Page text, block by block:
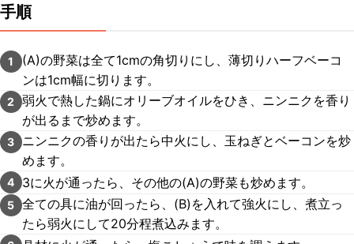
手順
1
(A)の野菜は全て1cmの角切りにし、薄切りハーフベーコ
ンは1cm幅に切ります。
2
弱火で熱した鍋にオリーブオイルをひき、ニンニクを香り
が出るまで炒めます。
3
ニンニクの香りが出たら中火にし、玉ねぎとベーコンを炒
めます。
4 3に火が通ったら、その他の(A)の野菜も炒めます。
5 全ての具に油が回ったら、(B)を入れて強火にし、煮立っ
たら弱火にして20分程煮込みます。